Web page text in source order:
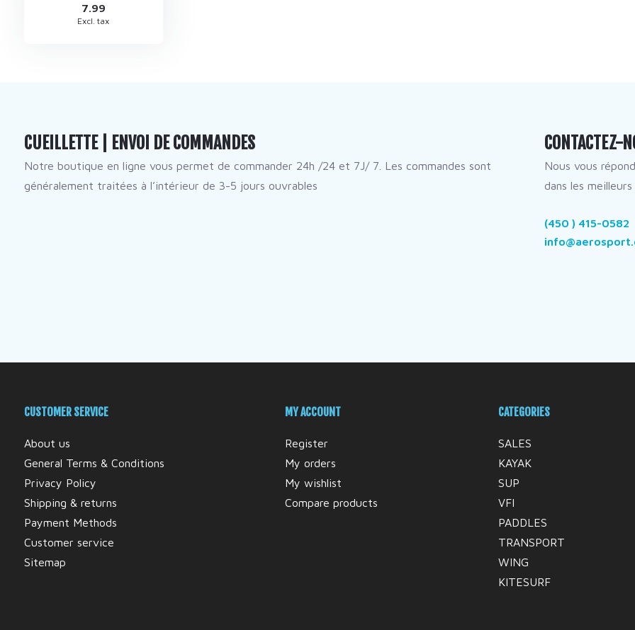
7.99
Excl. tax
CUEILLETTE | ENVOI DE COMMANDES
Notre boutique en ligne vous permet de commander 24h /24 et 7J/ 7. Les commandes sont
généralement traitées à l’intérieur de 3-5 jours ouvrables
CONTACTEZ-
Nous vous
dans les
(450 ) 415-0582
CUSTOMER SERVICE
About us
General Terms & Conditions
Privacy Policy
Shipping & returns
Payment Methods
Customer service
Sitemap
MY ACCOUNT
Register
My orders
My wishlist
Compare products
CATEGORIES
SALES
KAYAK
SUP
VFI
PADDLES
TRANSPORT
WING
KITESURF